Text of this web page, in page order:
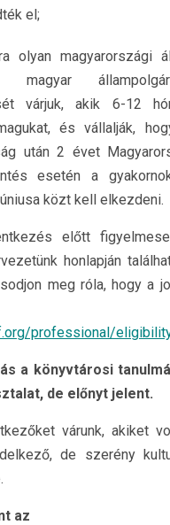
el;
olyan magyarországi
magyar
várjuk, akik 6-12
és vállalják,
után 2 évet
esetén a
közt kell elkezdeni.
előtt
honlapján
meg róla, hogy a
professional/
a könyvtárosi
de előnyt jelent.
várunk, akiket
de szerény
az